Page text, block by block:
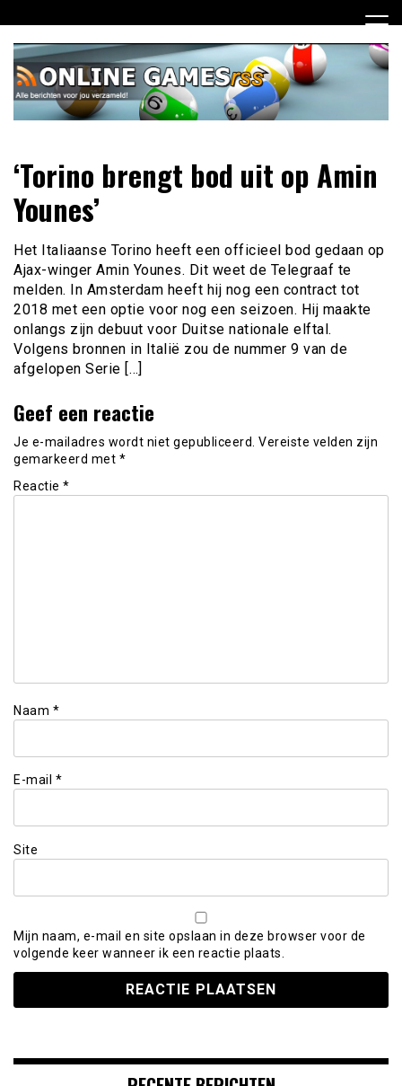
naar
inhoud
Online Games RSS
verzameld
‘Torino brengt bod uit op Amin
Younes’
Het Italiaanse Torino heeft een officieel bod gedaan op
Ajax-winger Amin Younes. Dit weet de Telegraaf te
melden. In Amsterdam heeft hij nog een contract tot
2018 met een optie voor nog een seizoen. Hij maakte
onlangs zijn debuut voor Duitse nationale elftal.
Volgens bronnen in Italië zou de nummer 9 van de
afgelopen Serie […]
Geef een reactie
Je e-mailadres wordt niet gepubliceerd. Vereiste velden zijn
gemarkeerd met *
Reactie *
Naam *
E-mail *
Site
Mijn naam, e-mail en site opslaan in deze browser voor de
volgende keer wanneer ik een reactie plaats.